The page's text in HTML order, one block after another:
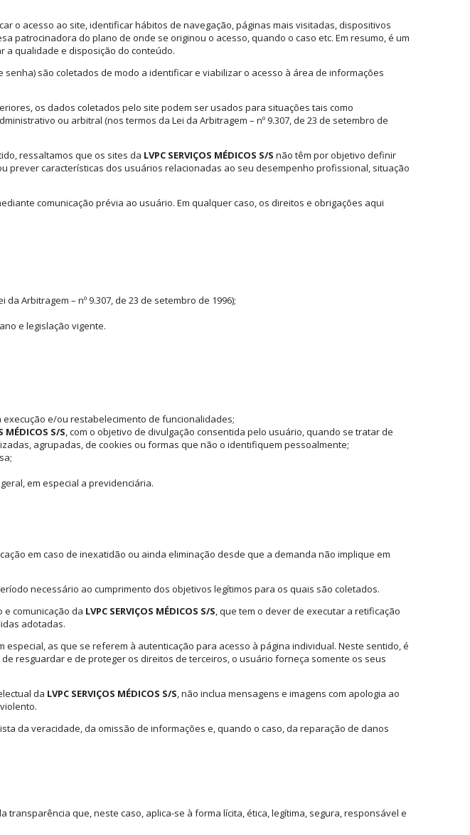
o acesso ao site, identificar hábitos de navegação, páginas mais visitadas, dispositivos
patrocinadora do plano de onde se originou o acesso, quando o caso etc. Em resumo, é um
a qualidade e disposição do conteúdo.
são coletados de modo a identificar e viabilizar o acesso à área de informações
os dados coletados pelo site podem ser usados para situações tais como
ou arbitral (nos termos da Lei da Arbitragem – nº 9.307, de 23 de setembro de
ressaltamos que os sites da LVPC SERVIÇOS MÉDICOS S/S não têm por objetivo definir
características dos usuários relacionadas ao seu desempenho profissional, situação
comunicação prévia ao usuário. Em qualquer caso, os direitos e obrigações aqui
Arbitragem – nº 9.307, de 23 de setembro de 1996);
e legislação vigente.
e/ou restabelecimento de funcionalidades;
MÉDICOS S/S, com o objetivo de divulgação consentida pelo usuário, quando se tratar de
agrupadas, de cookies ou formas que não o identifiquem pessoalmente;
em especial a previdenciária.
em caso de inexatidão ou ainda eliminação desde que a demanda não implique em
necessário ao cumprimento dos objetivos legítimos para os quais são coletados.
comunicação da LVPC SERVIÇOS MÉDICOS S/S, que tem o dever de executar a retificação
adotadas.
as que se referem à autenticação para acesso à página individual. Neste sentido, é
de resguardar e de proteger os direitos de terceiros, o usuário forneça somente os seus
da LVPC SERVIÇOS MÉDICOS S/S, não inclua mensagens e imagens com apologia ao
da veracidade, da omissão de informações e, quando o caso, da reparação de danos
que, neste caso, aplica-se à forma lícita, ética, legítima, segura, responsável e